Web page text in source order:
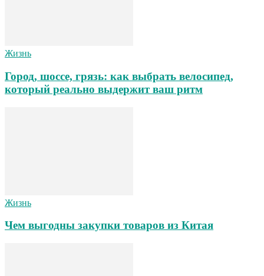
Жизнь
Город, шоссе, грязь: как выбрать велосипед,
который реально выдержит ваш ритм
Жизнь
Чем выгодны закупки товаров из Китая